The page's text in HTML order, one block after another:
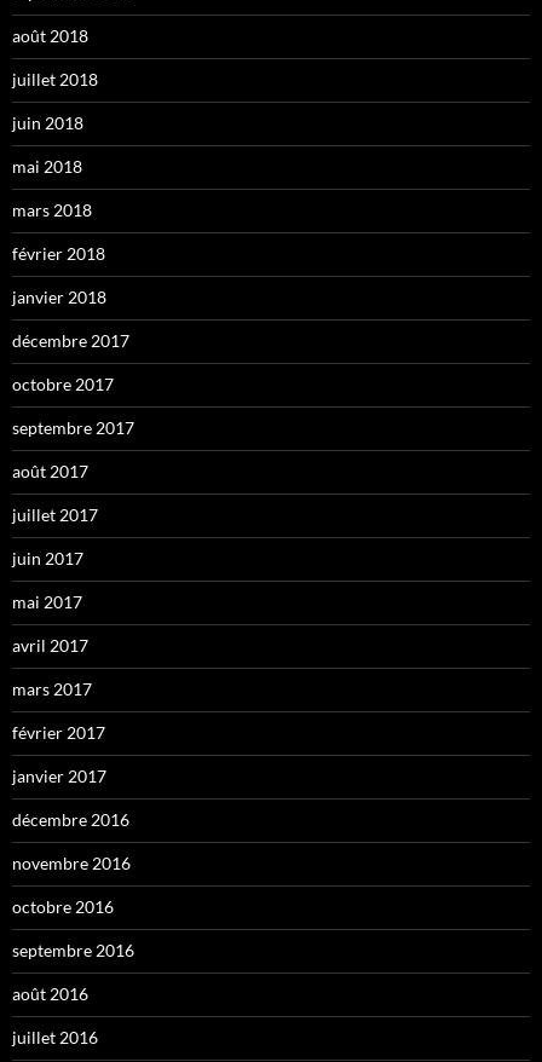
août 2018
juillet 2018
juin 2018
mai 2018
mars 2018
février 2018
janvier 2018
décembre 2017
octobre 2017
septembre 2017
août 2017
juillet 2017
juin 2017
mai 2017
avril 2017
mars 2017
février 2017
janvier 2017
décembre 2016
novembre 2016
octobre 2016
septembre 2016
août 2016
juillet 2016